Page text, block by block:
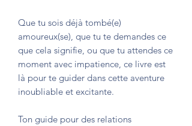
Que tu sois déjà tombé(e)
amoureux(se), que tu te demandes ce
que cela signifie, ou que tu attendes ce
moment avec impatience, ce livre est
là pour te guider dans cette aventure
inoubliable et excitante.
Ton guide pour des relations